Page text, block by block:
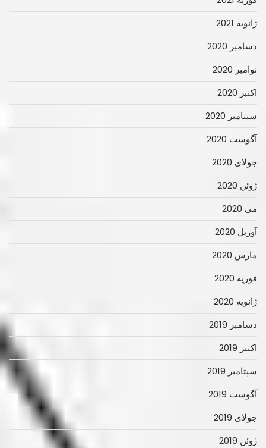
ژانویه 2021
دسامبر 2020
نوامبر 2020
اکتبر 2020
سپتامبر 2020
آگوست 2020
جولای 2020
ژوئن 2020
می 2020
آوریل 2020
مارس 2020
فوریه 2020
ژانویه 2020
دسامبر 2019
اکتبر 2019
سپتامبر 2019
آگوست 2019
جولای 2019
ژوئن 2019